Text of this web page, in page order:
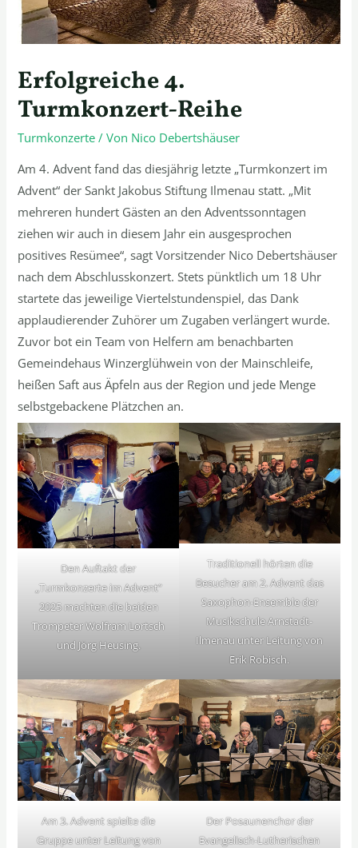
Erfolgreiche 4.
Turmkonzert-Reihe
Turmkonzerte / Von Nico Debertshäuser
Am 4. Advent fand das diesjährig letzte „Turmkonzert im
Advent“ der Sankt Jakobus Stiftung Ilmenau statt. „Mit
mehreren hundert Gästen an den Adventssonntagen
ziehen wir auch in diesem Jahr ein ausgesprochen
positives Resümee“, sagt Vorsitzender Nico Debertshäuser
nach dem Abschlusskonzert. Stets pünktlich um 18 Uhr
startete das jeweilige Viertelstundenspiel, das Dank
applaudierender Zuhörer um Zugaben verlängert wurde.
Zuvor bot ein Team von Helfern am benachbarten
Gemeindehaus Winzerglühwein von der Mainschleife,
heißen Saft aus Äpfeln aus der Region und jede Menge
selbstgebackene Plätzchen an.
Den Auftakt der
„Turmkonzerte im Advent“
2025 machten die beiden
Trompeter Wolfram Lortsch
und Jörg Heusing.
Traditionell hörten die
Besucher am 2. Advent das
Saxophon-Ensemble der
Musikschule Arnstadt-
Ilmenau unter Leitung von
Erik Robisch.
Am 3. Advent spielte die
Gruppe unter Leitung von
Der Posaunenchor der
Evangelisch-Lutherischen